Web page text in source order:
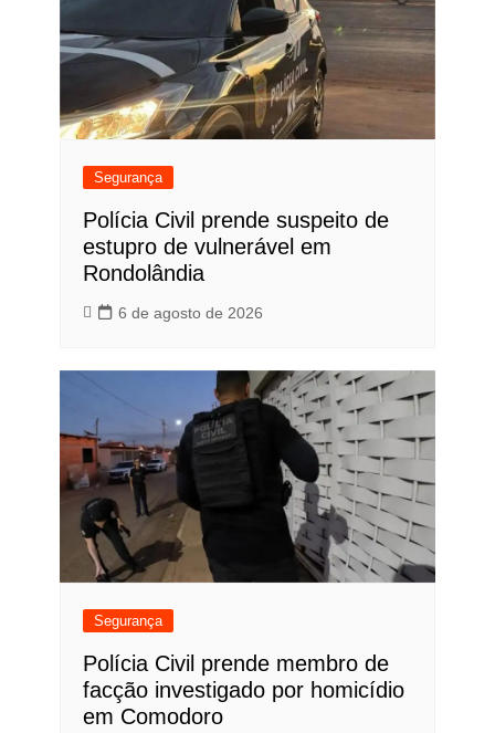
Segurança
Polícia Civil prende suspeito de
estupro de vulnerável em
Rondolândia
6 de agosto de 2026
Segurança
Polícia Civil prende membro de
facção investigado por homicídio
em Comodoro